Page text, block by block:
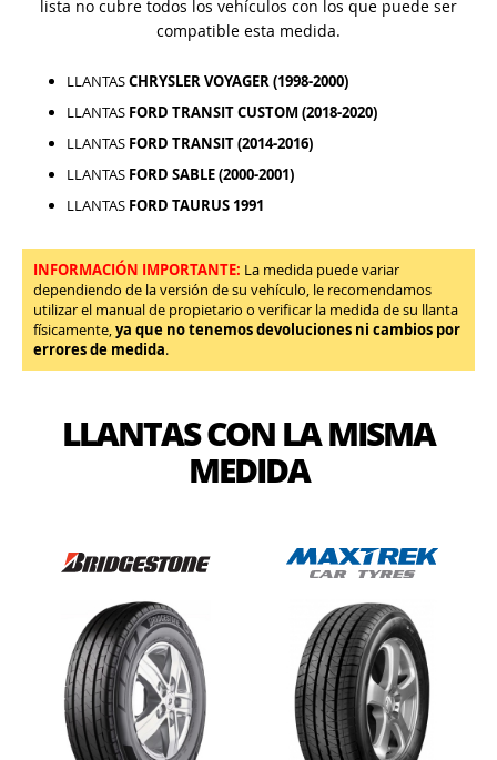
lista no cubre todos los vehículos con los que puede ser
compatible esta medida.
LLANTASCHRYSLER VOYAGER (1998-2000)
LLANTAS FORD TRANSIT CUSTOM (2018-2020)
LLANTAS FORD TRANSIT (2014-2016)
LLANTAS FORD SABLE (2000-2001)
LLANTAS FORD TAURUS 1991
INFORMACIÓN IMPORTANTE: La medida puede variar
dependiendo de la versión de su vehículo, le recomendamos
utilizar el manual de propietario o verificar la medida de su llanta
físicamente,ya que no tenemos devoluciones ni cambios por
errores de medida.
LLANTAS CON LA MISMA
MEDIDA